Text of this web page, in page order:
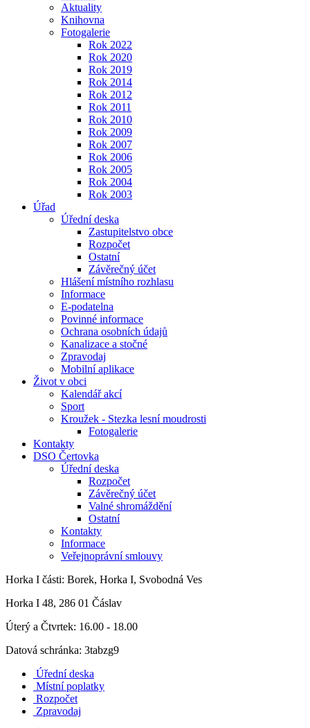
Aktuality
Knihovna
Fotogalerie
Rok 2022
Rok 2020
Rok 2019
Rok 2014
Rok 2012
Rok 2011
Rok 2010
Rok 2009
Rok 2007
Rok 2006
Rok 2005
Rok 2004
Rok 2003
Úřad
Úřední deska
Zastupitelstvo obce
Rozpočet
Ostatní
Závěrečný účet
Hlášení místního rozhlasu
Informace
E-podatelna
Povinné informace
Ochrana osobních údajů
Kanalizace a stočné
Zpravodaj
Mobilní aplikace
Život v obci
Kalendář akcí
Sport
Kroužek - Stezka lesní moudrosti
Fotogalerie
Kontakty
DSO Čertovka
Úřední deska
Rozpočet
Závěrečný účet
Valné shromáždění
Ostatní
Kontakty
Informace
Veřejnoprávní smlouvy
Horka I části: Borek, Horka I, Svobodná Ves
Horka I 48, 286 01 Čáslav
Úterý a Čtvrtek: 16.00 - 18.00
Datová schránka: 3tabzg9
Úřední deska
Místní poplatky
Rozpočet
Zpravodaj